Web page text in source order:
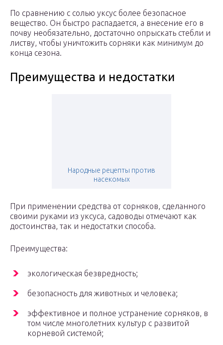
По сравнению с солью уксус более безопасное
вещество. Он быстро распадается, а внесение его в
почву необязательно, достаточно опрыскать стебли и
листву, чтобы уничтожить сорняки как минимум до
конца сезона.
Преимущества и недостатки
Народные рецепты против
насекомых
При применении средства от сорняков, сделанного
своими руками из уксуса, садоводы отмечают как
достоинства, так и недостатки способа.
Преимущества:
экологическая безвредность;
безопасность для животных и человека;
эффективное и полное устранение сорняков, в
том числе многолетних культур с развитой
корневой системой;